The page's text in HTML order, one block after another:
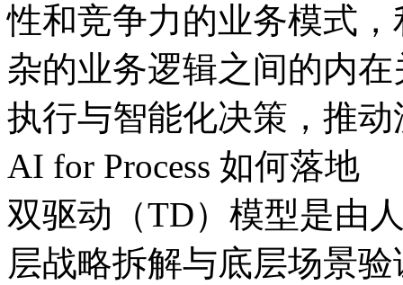
性和竞争力的业务模式
杂的业务逻辑之间的内在
执行与智能化决策，
AI for Process 如何落地
双驱动（TD）模型是由人
层战略拆解与底层场景验